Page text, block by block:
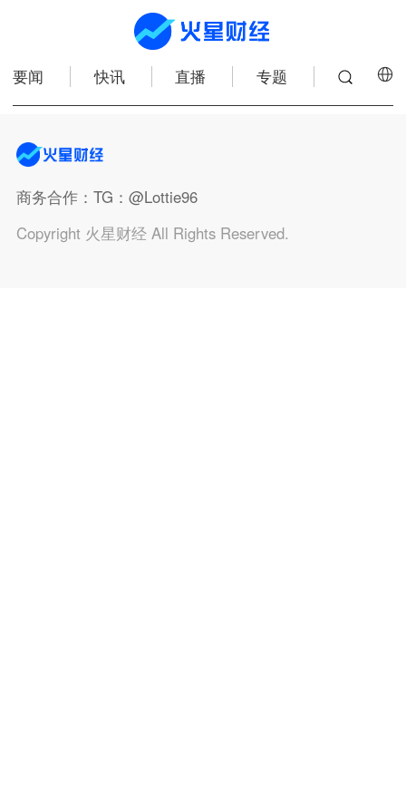
要闻 快讯 直播 专题
商务合作：TG：@Lottie96
Copyright 火星财经 All Rights Reserved.